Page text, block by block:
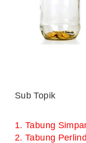
Sub Topik
1. Tabung
2. Tabung